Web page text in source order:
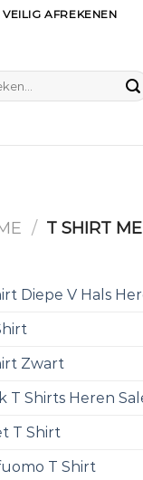
VEILIG AFREKENEN
/ T SHIRT
Diepe V Hals
Zwart
T Shirts Heren
T Shirt
T Shirt